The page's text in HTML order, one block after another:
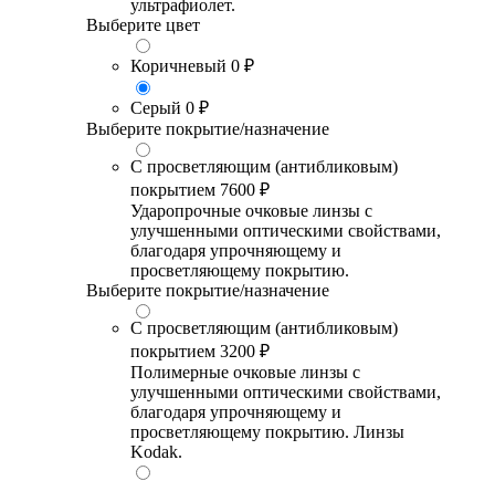
ультрафиолет.
Выберите цвет
Коричневый 0 ₽
Серый 0 ₽
Выберите покрытие/назначение
С просветляющим (антибликовым)
покрытием 7600 ₽
Ударопрочные очковые линзы с
улучшенными оптическими свойствами,
благодаря упрочняющему и
просветляющему покрытию.
Выберите покрытие/назначение
С просветляющим (антибликовым)
покрытием 3200 ₽
Полимерные очковые линзы с
улучшенными оптическими свойствами,
благодаря упрочняющему и
просветляющему покрытию. Линзы
Kodak.